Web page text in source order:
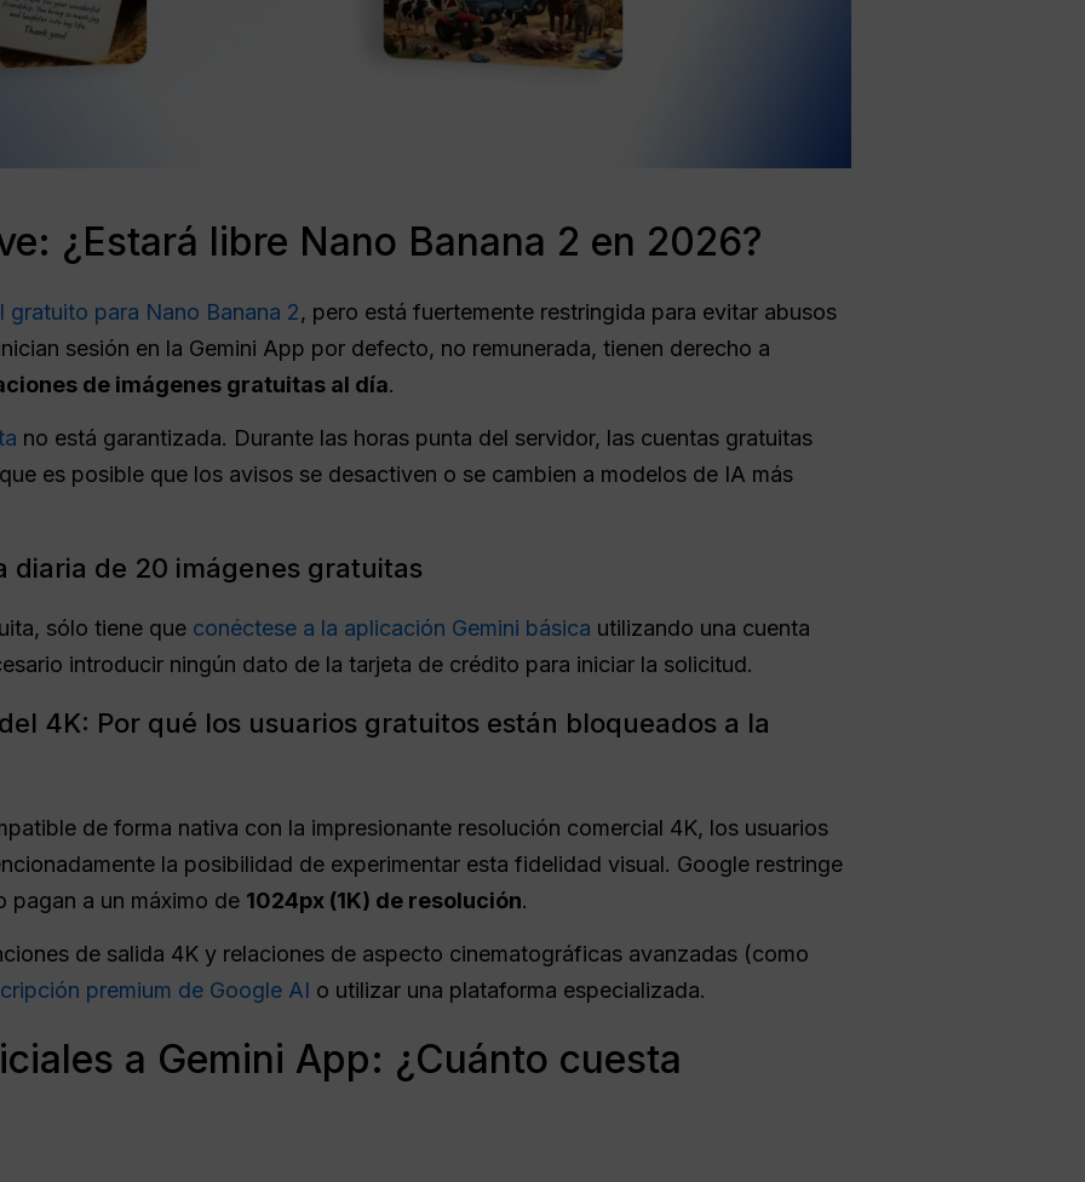
¿Estará libre Nano Banana 2 en 2026?
gratuito para Nano Banana 2, pero está fuertemente restringida para evitar abusos
sesión en la Gemini App por defecto, no remunerada, tienen derecho a
de imágenes gratuitas al día.
no está garantizada. Durante las horas punta del servidor, las cuentas gratuitas
es posible que los avisos se desactiven o se cambien a modelos de IA más
diaria de 20 imágenes gratuitas
sólo tiene que conéctese a la aplicación Gemini básica utilizando una cuenta
introducir ningún dato de la tarjeta de crédito para iniciar la solicitud.
4K: Por qué los usuarios gratuitos están bloqueados a la
de forma nativa con la impresionante resolución comercial 4K, los usuarios
la posibilidad de experimentar esta fidelidad visual. Google restringe
pagan a un máximo de 1024px (1K) de resolución.
de salida 4K y relaciones de aspecto cinematográficas avanzadas (como
premium de Google AI o utilizar una plataforma especializada.
a Gemini App: ¿Cuánto cuesta